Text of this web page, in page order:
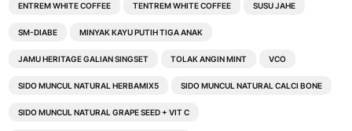
ENTREM WHITE COFFEE TENTREM WHITE COFFEE SUSU JAHE
SM-DIABE MINYAK KAYU PUTIH TIGA ANAK
JAMU HERITAGE GALIAN SINGSET TOLAK ANGIN MINT VCO
SIDO MUNCUL NATURAL HERBAMIX5 SIDO MUNCUL NATURAL CALCI BONE
SIDO MUNCUL NATURAL GRAPE SEED + VIT C